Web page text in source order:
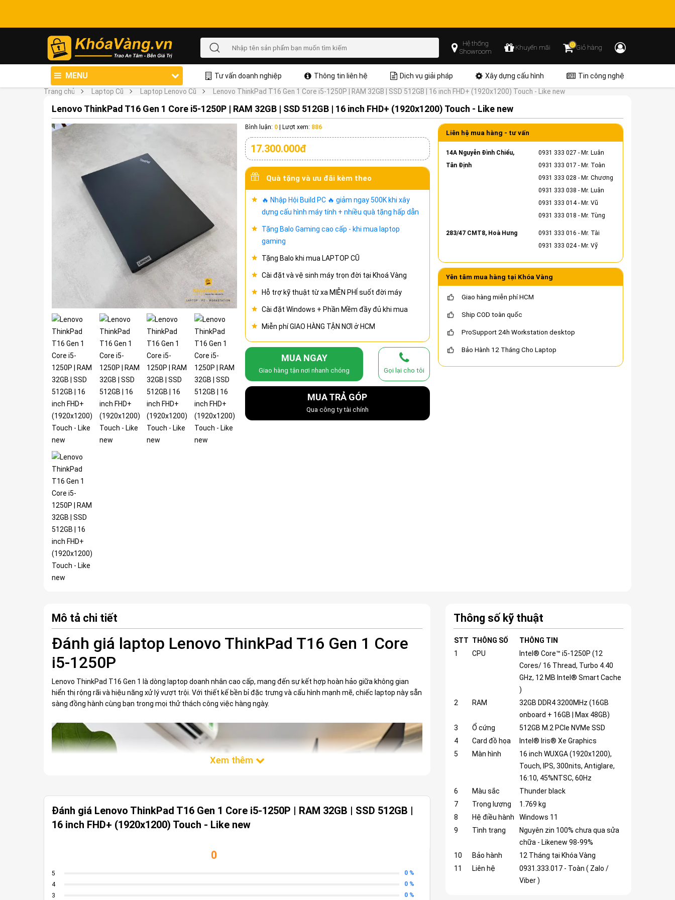
Hệ thống
Showroom
Khuyến mãi 0Giỏ hàng
MENU Tư vấn doanh nghiệp Thông tin liên hệ Dịch vụ giải pháp Xây dựng cấu hình
Tin công nghệ
Trang chủ
Laptop Cũ Laptop Lenovo Cũ Lenovo ThinkPad T16 Gen 1 Core i5-1250P | RAM 32GB | SSD 512GB | 16 inch FHD+ (1920x1200) Touch - Like new
Lenovo ThinkPad T16 Gen 1 Core i5-1250P | RAM 32GB | SSD 512GB | 16 inch FHD+ (1920x1200) Touch - Like new
Bình luận: 0| Lượt xem: 886
17.300.000đ
Quà tặng và ưu đãi kèm theo
🔥 Nhập Hội Build PC 🔥 giảm ngay 500K khi xây
dựng cấu hình máy tính + nhiều quà tặng hấp dẫn
Tặng Balo Gaming cao cấp - khi mua laptop
gaming
Tặng Balo khi mua LAPTOP CŨ
Cài đặt và vệ sinh máy trọn đời tại Khoá Vàng
Hỗ trợ kỹ thuật từ xa MIỄN PHÍ suốt đời máy
Cài đặt Windows + Phần Mềm đầy đủ khi mua
Miễn phí GIAO HÀNG TẬN NƠI ở HCM
MUA NGAY
Giao hàng tận nơi nhanh chóng Gọi lại cho tôi
MUA TRẢ GÓP
Qua công ty tài chính
Liên hệ mua hàng - tư vấn
14A Nguyễn Đình Chiểu,
Tân Định
0931 333 027 - Mr. Luân
0931 333 017 - Mr. Toàn
0931 333 028 - Mr. Chương
0931 333 038 - Mr. Luân
0931 333 014- Mr. Vũ
0931 333 018 - Mr. Tùng
283/47 CMT8, Hoà Hưng 0931 333 016 - Mr. Tài
0931 333 024- Mr. Vỹ
Yên tâm mua hàng tại Khóa Vàng
Giao hàng miễn phí HCM
Ship COD toàn quốc
ProSupport 24h Workstation desktop
Bảo Hành 12 Tháng Cho Laptop
Thông số kỹ thuật
STT THÔNG SỐ
THÔNG TIN
1
CPU
Intel® Core™ i5-1250P (12
Cores/ 16 Thread, Turbo 4.40
GHz, 12 MB Intel® Smart Cache
)
2
RAM
32GB DDR4 3200MHz (16GB
onboard + 16GB | Max 48GB)
3
Ổ cứng
512GB M.2 PCIe NVMe SSD
4
Card đồ họa
Intel® Iris® Xe Graphics
5
Màn hình
16 inch WUXGA (1920x1200),
Touch, IPS, 300nits, Antiglare,
16:10, 45%NTSC, 60Hz
6
Màu sắc
Thunder black
7
Trọng lượng
1.769 kg
8
Hệ điều hành
Windows 11
9
Tình trạng
Nguyên zin 100% chưa qua sửa
chữa - Likenew 98-99%
10
Bảo hành
12 Tháng tại Khóa Vàng
11
Liên hệ
0931.333.017 - Toàn ( Zalo /
Viber )
Mô tả chi tiết
Đánh giá laptop Lenovo ThinkPad T16 Gen 1 Core
i5-1250P
Lenovo ThinkPad T16 Gen 1 là dòng laptop doanh nhân cao cấp, mang đến sự kết hợp hoàn hảo giữa không gian
hiển thị rộng rãi và hiệu năng xử lý vượt trội. Với thiết kế bền bỉ đặc trưng và cấu hình mạnh mẽ, chiếc laptop này sẵn
sàng đồng hành cùng bạn trong mọi thử thách công việc hàng ngày.
Đánh giá Lenovo ThinkPad T16 Gen 1 Core i5-1250P | RAM 32GB | SSD 512GB |
16 inch FHD+ (1920x1200) Touch - Like new
0
5
0 %
4
0 %
3
0 %